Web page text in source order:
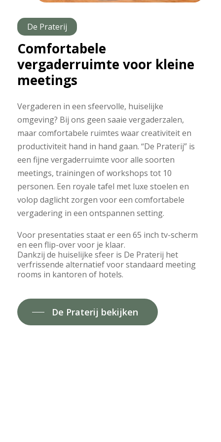
De Praterij
Comfortabele
vergaderruimte voor kleine
meetings
Vergaderen in een sfeervolle, huiselijke
omgeving? Bij ons geen saaie vergaderzalen,
maar comfortabele ruimtes waar creativiteit en
productiviteit hand in hand gaan. “De Praterij” is
een fijne vergaderruimte voor alle soorten
meetings, trainingen of workshops tot 10
personen. Een royale tafel met luxe stoelen en
volop daglicht zorgen voor een comfortabele
vergadering in een ontspannen setting.
Voor presentaties staat er een 65 inch tv-scherm
en een flip-over voor je klaar.
Dankzij de huiselijke sfeer is De Praterij het
verfrissende alternatief voor standaard meeting
rooms in kantoren of hotels.
De Praterij bekijken